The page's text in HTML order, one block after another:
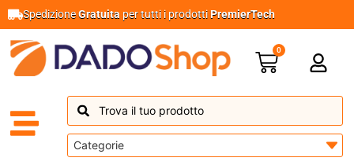
SpedizioneGratuita per tutti i prodottiPremierTech
0